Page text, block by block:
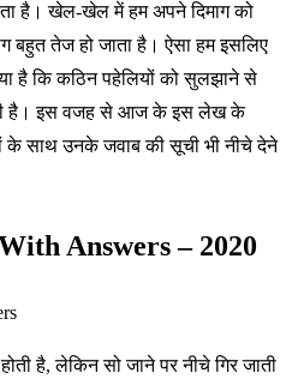
है। खेल-खेल में हम अपने दिमाग को
बहुत तेज हो जाता है। ऐसा हम इसलिए
है कि कठिन पहेलियों को सुलझाने से
है। इस वजह से आज के इस लेख के
के साथ उनके जवाब की सूची भी नीचे देने
Answers – 2020
है, लेकिन सो जाने पर नीचे गिर जाती